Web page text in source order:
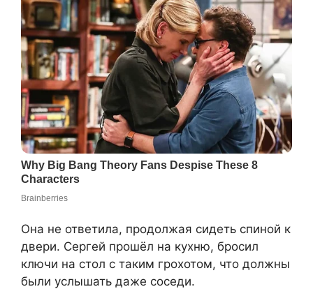
Она не ответила, продолжая сидеть спиной к
двери. Сергей прошёл на кухню, бросил
ключи на стол с таким грохотом, что должны
были услышать даже соседи.